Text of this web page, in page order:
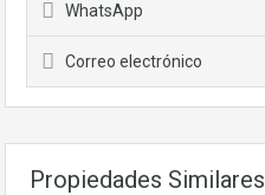
WhatsApp
Correo electrónico
Propiedades Similares